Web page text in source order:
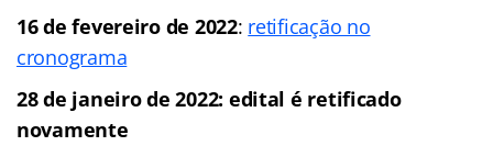
16 de fevereiro de 2022: retificação no
cronograma
28 de janeiro de 2022: edital é retificado
novamente